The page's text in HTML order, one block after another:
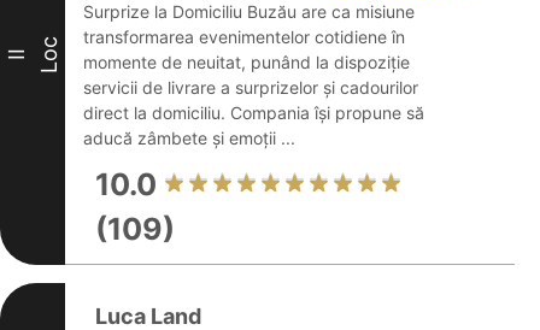
II Loc
Surprize la Domiciliu Buzău are ca misiune
transformarea evenimentelor cotidiene în
momente de neuitat, punând la dispoziție
servicii de livrare a surprizelor și cadourilor
direct la domiciliu. Compania își propune să
aducă zâmbete și emoții ...
10.0
(109)
Luca Land